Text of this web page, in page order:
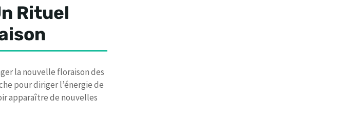
Rituel
la nouvelle floraison des
pour diriger l’énergie de
apparaître de nouvelles